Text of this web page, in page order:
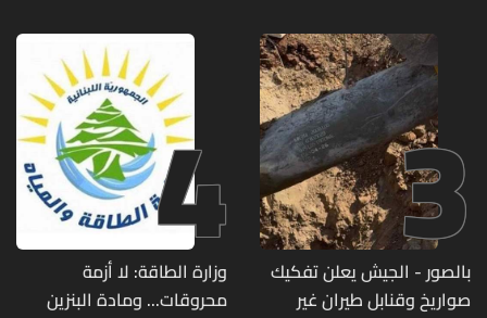
3
بالصور - الجيش يعلن تفكيك
صواريخ وقنابل طيران غير
4
وزارة الطاقة: لا أزمة
محروقات... ومادة البنزين